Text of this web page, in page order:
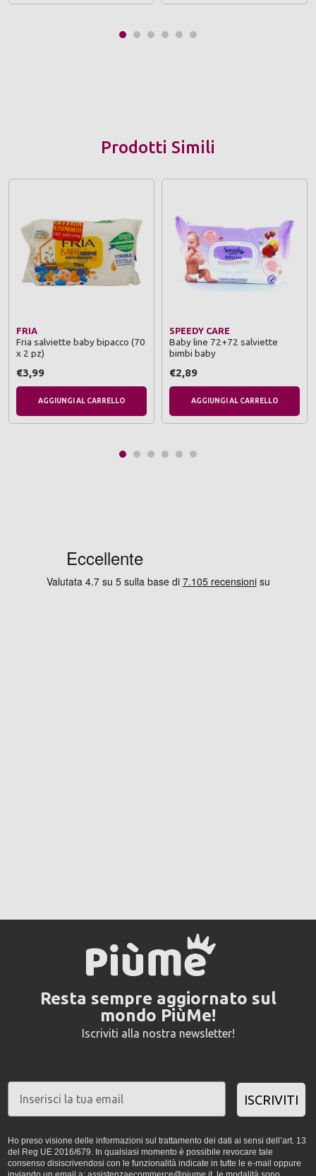
Prodotti Simili
FRIA
Fria salviette baby bipacco (70
x 2 pz)
€3,99
AGGIUNGI AL CARRELLO
SPEEDY CARE
Baby line 72+72 salviette
bimbi baby
€2,89
AGGIUNGI AL CARRELLO
Resta sempre aggiornato sul
mondo PiùMe!
Iscriviti alla nostra newsletter!
ISCRIVITI
Ho preso visione delle informazioni sul trattamento dei dati ai sensi dell’art. 13
del Reg UE 2016/679. In qualsiasi momento è possibile revocare tale
consenso disiscrivendosi con le funzionalità indicate in tutte le e-mail oppure